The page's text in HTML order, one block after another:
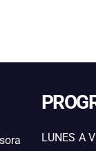
LUNES A